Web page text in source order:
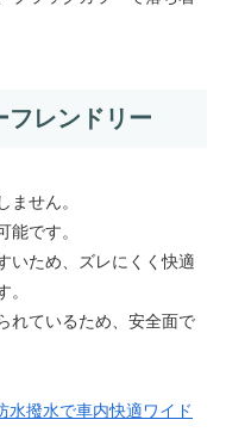
フレンドリー
せん。
です。
いため、ズレにくく快適
れているため、安全面で
水撥水で車内快適ワイド